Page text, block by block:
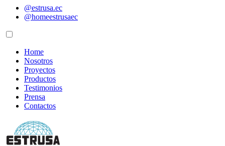
@estrusa.ec
@homeestrusaec
Home
Nosotros
Proyectos
Productos
Testimonios
Prensa
Contactos